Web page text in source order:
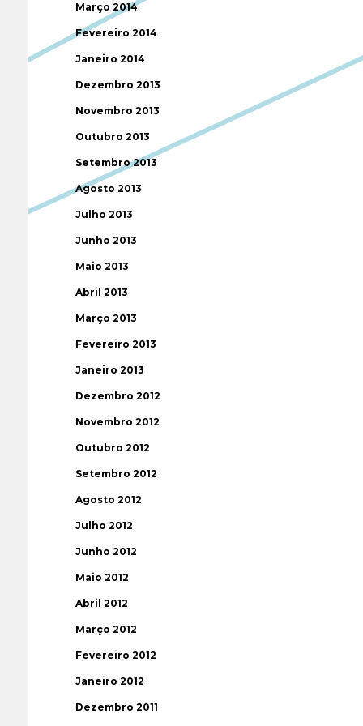
Março 2014
Fevereiro 2014
Janeiro 2014
Dezembro 2013
Novembro 2013
Outubro 2013
Setembro 2013
Agosto 2013
Julho 2013
Junho 2013
Maio 2013
Abril 2013
Março 2013
Fevereiro 2013
Janeiro 2013
Dezembro 2012
Novembro 2012
Outubro 2012
Setembro 2012
Agosto 2012
Julho 2012
Junho 2012
Maio 2012
Abril 2012
Março 2012
Fevereiro 2012
Janeiro 2012
Dezembro 2011